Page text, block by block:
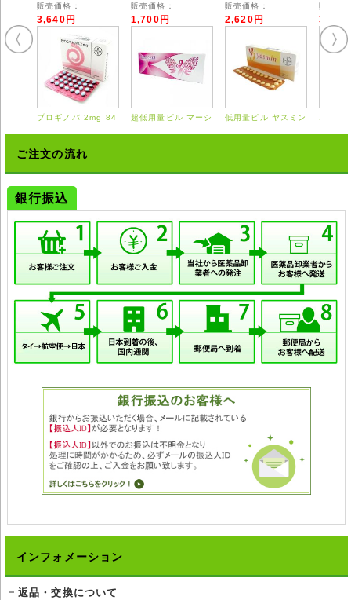
・稀にチラミンに対して過敏症が出ることがあります。多量のチラミンを
含む食べ物(チーズや納豆など)の摂取はお控えください。
◆アジレクトは国内では医師の処方を必要とする【要指示薬】です。本剤
の説明文は英文の能書を翻訳したものであり、使用方法等が日本の医療従
事者の見解と異なる場合がありますのでご留意ください。
◆輸入医薬品はご自身の責任の上で、他者に譲渡せずご自身にてご使用く
◆詳細は掛かり付けの医師または薬剤師にご相談ください。
◆弊社ではどのような責任も受けかねますのでご了承ください。
販売価格：
3,640円
プロギノバ 2mg 84
販売価格：
1,700円
超低用量ピル マーシ
販売価格：
2,620円
低用量ピル ヤスミン
3,550
ご注文の流れ
銀行振込
インフォメーション
返品・交換について